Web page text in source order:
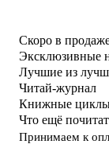
Скоро в
Эксклюзивные
Лучшие из
Читай-журнал
Книжные
Что ещё
Принимаем к